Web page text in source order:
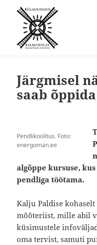
Järgmisel
saab
Pendlikoolitus. Foto:
energoman.ee
algõppe kursuse,
pendliga töötama.
Kalju Paldise
mõõteriist, mille abil
küsimustele
oma tervist, samuti